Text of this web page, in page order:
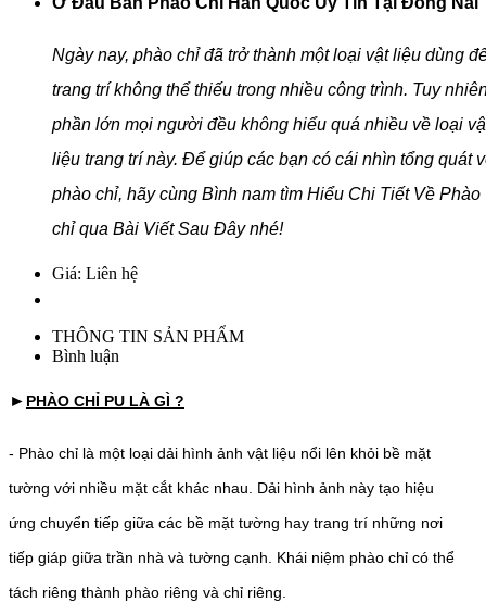
Ngày nay, phào chỉ đã trở thành một loại vật liệu dùng
trang trí không thể thiếu trong nhiều công trình. Tuy
phần lớn mọi người đều không hiểu quá nhiều về loại
liệu trang trí này. Để giúp các bạn có cái nhìn tổng quát
phào chỉ, hãy cùng Bình nam tìm Hiểu Chi Tiết Về Phào
chỉ qua Bài Viết Sau Đây nhé!
Giá: Liên hệ
THÔNG TIN SẢN PHẨM
Bình luận
► PHÀO CHỈ PU LÀ GÌ ?
- Phào chỉ là một loại dải hình ảnh vật liệu nổi lên khỏi bề mặt
tường với nhiều mặt cắt khác nhau. Dải hình ảnh này tạo hiệu
ứng chuyển tiếp giữa các bề mặt tường hay trang trí những nơi
tiếp giáp giữa trần nhà và tường cạnh. Khái niệm phào chỉ có thể
tách riêng thành phào riêng và chỉ riêng.